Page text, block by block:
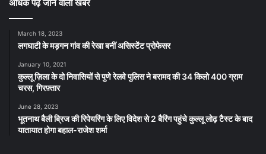
अधिक पढ़े जाने वाली खबर
March 18, 2023
लगघाटी के मड़गन गांव की रेखा बनीं असिस्टेंट प्रोफेसर
January 10, 2021
कुल्लू ज़िला के दो निवासियों से पुणे रेलवे पुलिस ने बरामद की 34 किलो 400 ग्राम
चरस, गिरफ़्तार
June 28, 2023
भूतनाथ बैली ब्रिज की रिपेयरिंग के लिए विदेश से 2 बैरिंग पहुंचे कुल्लू लोढ़ टैस्ट के बाद
यातायात होगा बहाल-राजेश शर्मा